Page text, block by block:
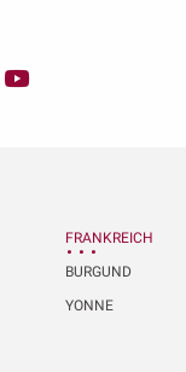
FRANKREICH
BURGUND
YONNE